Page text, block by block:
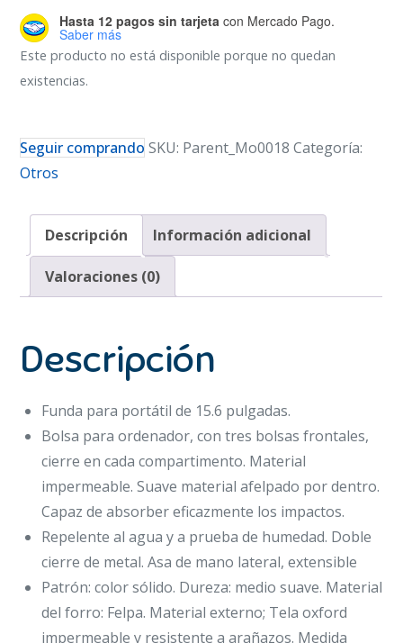
Hasta 12 pagos sin tarjeta con Mercado Pago.
Saber más
Este producto no está disponible porque no quedan
existencias.
Seguir comprando SKU: Parent_Mo0018 Categoría:
Otros
Descripción Información adicional
Valoraciones (0)
Descripción
Funda para portátil de 15.6 pulgadas.
Bolsa para ordenador, con tres bolsas frontales,
cierre en cada compartimento. Material
impermeable. Suave material afelpado por dentro.
Capaz de absorber eficazmente los impactos.
Repelente al agua y a prueba de humedad. Doble
cierre de metal. Asa de mano lateral, extensible
Patrón: color sólido. Dureza: medio suave. Material
del forro: Felpa. Material externo; Tela oxford
impermeable y resistente a arañazos. Medida